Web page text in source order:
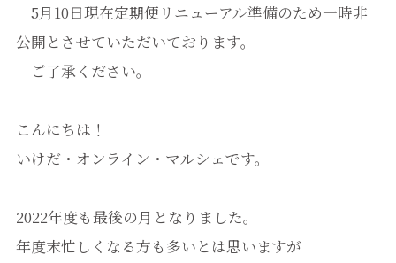
5月10日現在定期便リニューアル準備のため一時非
公開とさせていただいております。
ご了承ください。
こんにちは！
いけだ・オンライン・マルシェです。
2022年度も最後の月となりました。
年度末忙しくなる方も多いとは思いますが